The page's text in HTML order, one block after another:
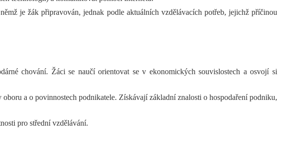
je žák připravován, jednak podle aktuálních vzdělávacích potřeb, jejichž příčinou
chování. Žáci se naučí orientovat se v ekonomických souvislostech a osvojí si
a o povinnostech podnikatele. Získávají základní znalosti o hospodaření podniku,
pro střední vzdělávání.